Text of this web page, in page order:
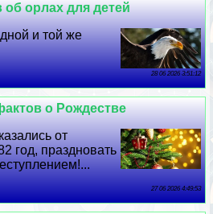
орлах для детей
и той же
28 06 2026 3:51:12
о Рождестве
от
год, праздновать
27 06 2026 4:49:53